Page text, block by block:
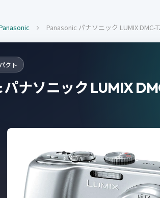
Panasonic パナソニック LUMIX DMC-
クト
ナソニック LUMIX